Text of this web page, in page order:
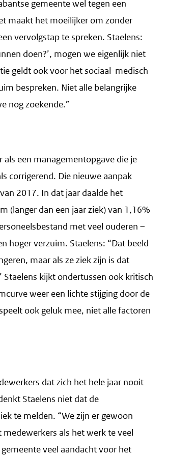
gemeente wel tegen een
maakt het moeilijker om zonder
vervolgstap te spreken. Staelens:
doen?’, mogen we eigenlijk niet
geldt ook voor het sociaal-medisch
bespreken. Niet alle belangrijke
nog zoekende.”
als een managementopgave die je
corrigerend. Die nieuwe aanpak
2017. In dat jaar daalde het
(langer dan een jaar ziek) van 1,16%
met veel ouderen –
hoger verzuim. Staelens: “Dat beeld
maar als ze ziek zijn is dat
Staelens kijkt ondertussen ook kritisch
weer een lichte stijging door de
ook geluk mee, niet alle factoren
dat zich het hele jaar nooit
Staelens niet dat de
te melden. “We zijn er gewoon
als het werk te veel
veel aandacht voor het